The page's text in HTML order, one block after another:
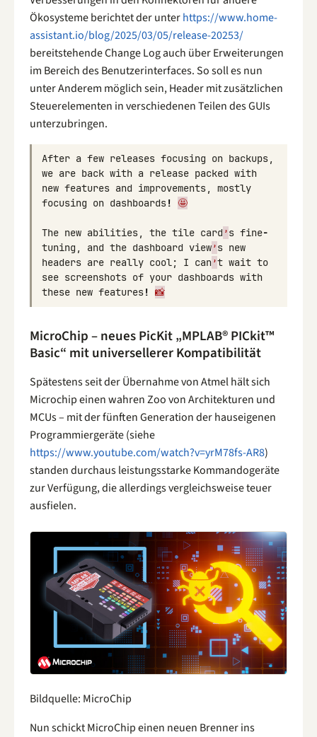
Ökosysteme berichtet der unterhttps://www.home-
assistant.io/blog/2025/03/05/release-20253/
bereitstehende Change Log auch über Erweiterungen
im Bereich des Benutzerinterfaces. So soll es nun
unter Anderem möglich sein, Header mit zusätzlichen
Steuerelementen in verschiedenen Teilen des GUIs
unterzubringen.
After a few releases focusing on backups,
we are back with a release packed with
new features and improvements,
mostly
focusing on dashboards! 🤩
The new abilities, the tile card’s fine-
tuning , and the dashboard view’s new
headers are really cool; I can’t wait to
see screenshots of your dashboards with
these new features! 📸
MicroChip – neues PicKit „MPLAB® PICkit™
Basic“ mit universellerer Kompatibilität
Spätestens seit der Übernahme von Atmel hält sich
Microchip einen wahren Zoo von Architekturen und
MCUs – mit der fünften Generation der hauseigenen
Programmiergeräte (siehe
https://www.youtube.com/watch?v=yrM78fs-AR8)
standen durchaus leistungsstarke Kommandogeräte
zur Verfügung, die allerdings vergleichsweise teuer
ausfielen.
Bildquelle: MicroChip
Nun schickt MicroChip einen neuen Brenner ins